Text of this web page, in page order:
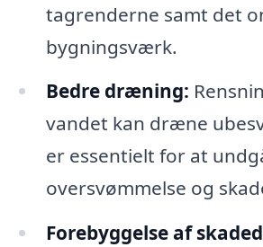
tagrenderne samt det
bygningsværk.
Bedre dræning:
vandet kan dræne
er essentielt for at
oversvømmelse og
Forebyggelse af